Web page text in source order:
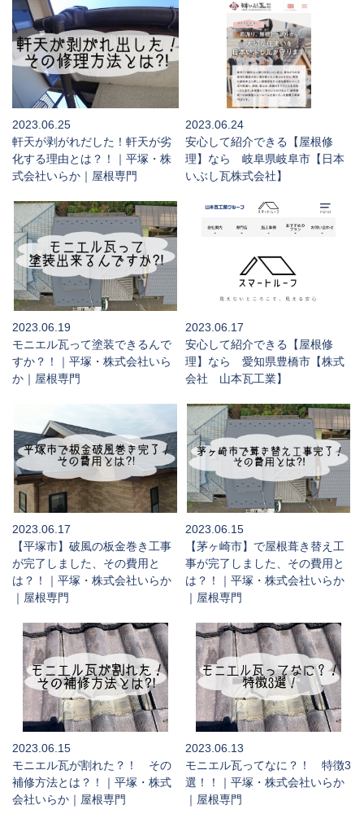
2023.06.25
軒天が剥がれだした！軒天が劣
化する理由とは？！｜平塚・株
式会社いらか｜屋根専門
2023.06.24
安心して紹介できる【屋根修
理】なら 岐阜県岐阜市【日本
いぶし瓦株式会社】
2023.06.19
モニエル瓦って塗装できるんで
すか？！｜平塚・株式会社いら
か｜屋根専門
2023.06.17
安心して紹介できる【屋根修
理】なら 愛知県豊橋市【株式
会社 山本瓦工業】
2023.06.17
【平塚市】破風の板金巻き工事
が完了しました、その費用と
は？！｜平塚・株式会社いらか
｜屋根専門
2023.06.15
【茅ヶ崎市】で屋根葺き替え工
事が完了しました、その費用と
は？！｜平塚・株式会社いらか
｜屋根専門
2023.06.15
モニエル瓦が割れた？！ その
補修方法とは？！｜平塚・株式
会社いらか｜屋根専門
2023.06.13
モニエル瓦ってなに？！ 特徴3
選！！｜平塚・株式会社いらか
｜屋根専門